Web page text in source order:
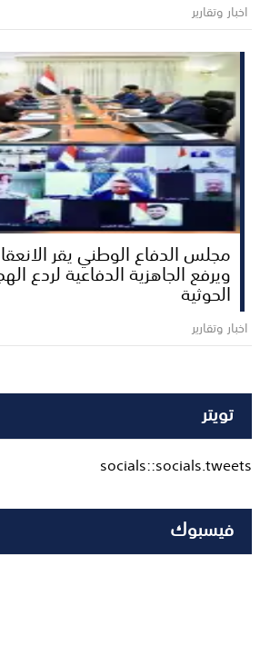
اخبار وتقارير
مجلس الدفاع الوطني يقر
ويرفع الجاهزية الدفاعية لردع
الحوثية
اخبار وتقارير
تويتر
socials::socials.tweets
فيسبوك